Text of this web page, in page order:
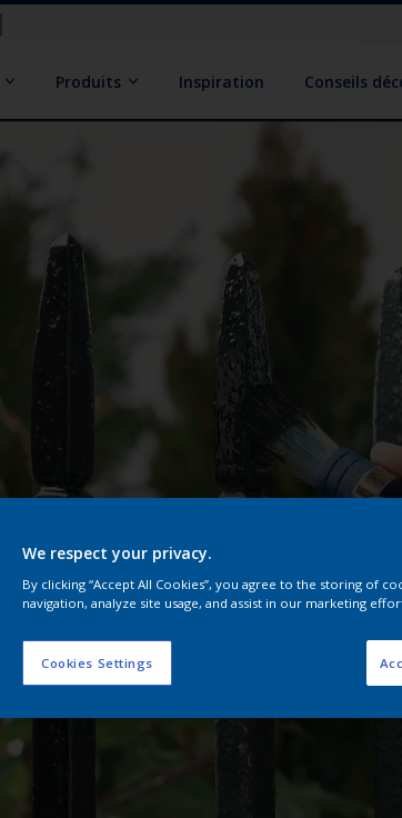
Produits Inspiration Conseils
We respect your privacy.
By clicking “Accept All Cookies”, you agree to the storing of
navigation, analyze site usage, and assist in our marketing
Cookies Settings